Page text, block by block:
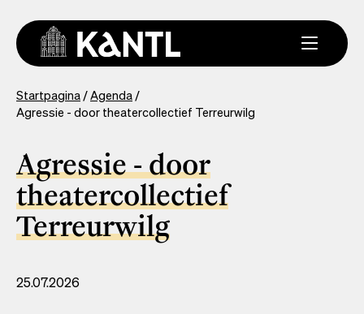
naar
inhoud
gaan
You
are
Startpagina Agenda
Agressie - door theatercollectief Terreurwilg
Agressie - door
theatercollectief
Terreurwilg
25.07.2026